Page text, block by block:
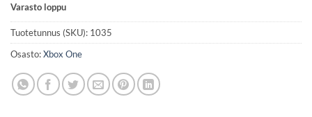
Varasto loppu
Tuotetunnus (SKU): 1035
Osasto:Xbox One